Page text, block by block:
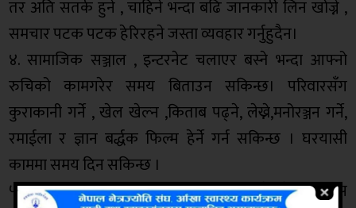
तर अति सतर्क हुने , चाहिने भन्दा बढि जानकारी लिन खोज्ने ,
समचार पटक पटक हेरिरहने जस्ता व्यवहार गर्नुहुदैन।
४. सामाजिक सञ्जाल , इन्टरनेट चलाएर बस्ने भन्दा आफ्नो
रुचिको कामगरेर समय बिताउन सकिन्छ। परिवारसँग
कुराकानी गर्ने , खेल खेल्न ,किताब पढ्ने, लेख्ने,मनोरञ्जन गर्ने,
रमाईला र ज्ञान बर्द्धक फिल्म हेर्ने गर्न सकिन्छ । घरयासी
काममा समय दिन सकिन्छ ।
५. तनाब कम गर्न शारीरिक ब्यायम, योग, मेडिटेसन, श्वास